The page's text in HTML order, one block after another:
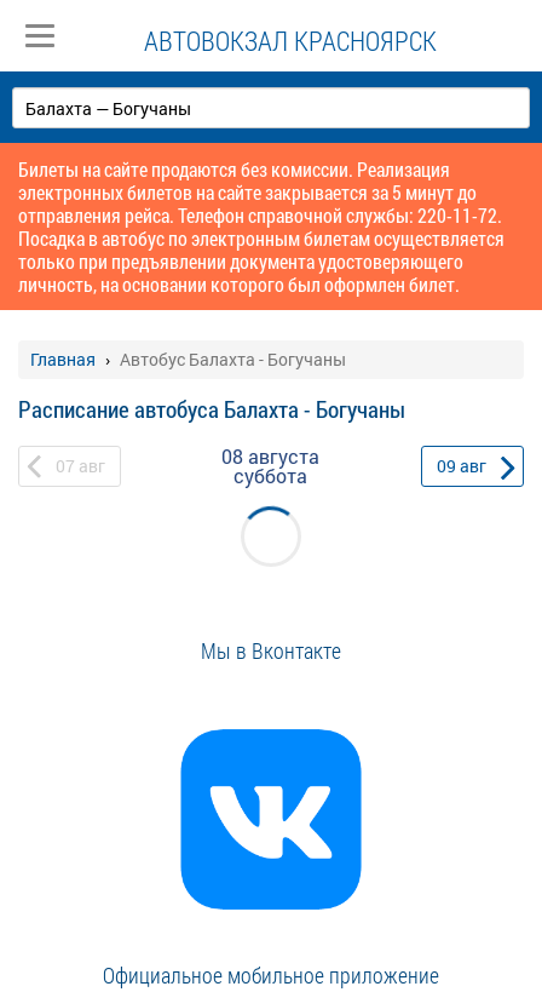
АВТОВОКЗАЛ КРАСНОЯРСК
Билеты на сайте продаются без комиссии. Реализация
электронных билетов на сайте закрывается за 5 минут до
отправления рейса. Телефон справочной службы: 220-11-72.
Посадка в автобус по электронным билетам осуществляется
только при предъявлении документа удостоверяющего
личность, на основании которого был оформлен билет.
Главная Автобус Балахта - Богучаны
Расписание автобуса Балахта - Богучаны
07 авг 08 августа
суббота 09 авг
Мы в Вконтакте
Официальное мобильное приложение